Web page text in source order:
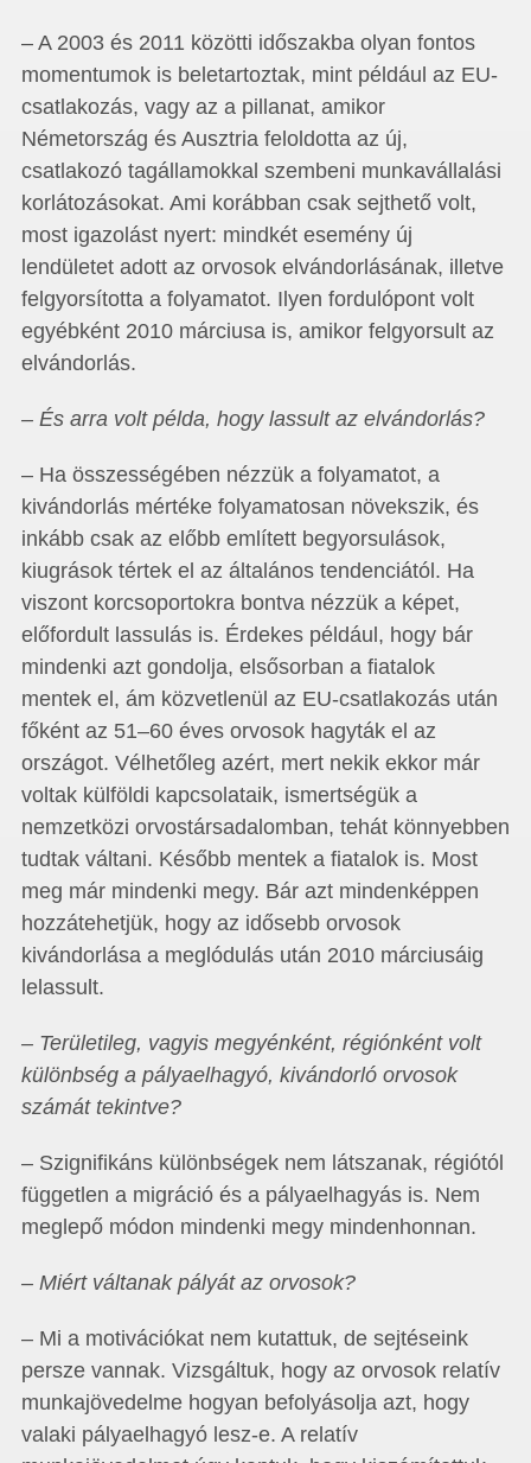
– A 2003 és 2011 közötti időszakba olyan fontos
momentumok is beletartoztak, mint például az EU-
csatlakozás, vagy az a pillanat, amikor
Németország és Ausztria feloldotta az új,
csatlakozó tagállamokkal szembeni munkavállalási
korlátozásokat. Ami korábban csak sejthető volt,
most igazolást nyert: mindkét esemény új
lendületet adott az orvosok elvándorlásának, illetve
felgyorsította a folyamatot. Ilyen fordulópont volt
egyébként 2010 márciusa is, amikor felgyorsult az
elvándorlás.
– És arra volt példa, hogy lassult az elvándorlás?
– Ha összességében nézzük a folyamatot, a
kivándorlás mértéke folyamatosan növekszik, és
inkább csak az előbb említett begyorsulások,
kiugrások tértek el az általános tendenciától. Ha
viszont korcsoportokra bontva nézzük a képet,
előfordult lassulás is. Érdekes például, hogy bár
mindenki azt gondolja, elsősorban a fiatalok
mentek el, ám közvetlenül az EU-csatlakozás után
főként az 51–60 éves orvosok hagyták el az
országot. Vélhetőleg azért, mert nekik ekkor már
voltak külföldi kapcsolataik, ismertségük a
nemzetközi orvostársadalomban, tehát könnyebben
tudtak váltani. Később mentek a fiatalok is. Most
meg már mindenki megy. Bár azt mindenképpen
hozzátehetjük, hogy az idősebb orvosok
kivándorlása a meglódulás után 2010 márciusáig
lelassult.
– Területileg, vagyis megyénként, régiónként volt
különbség a pályaelhagyó, kivándorló orvosok
számát tekintve?
– Szignifikáns különbségek nem látszanak, régiótól
független a migráció és a pályaelhagyás is. Nem
meglepő módon mindenki megy mindenhonnan.
– Miért váltanak pályát az orvosok?
– Mi a motivációkat nem kutattuk, de sejtéseink
persze vannak. Vizsgáltuk, hogy az orvosok relatív
munkajövedelme hogyan befolyásolja azt, hogy
valaki pályaelhagyó lesz-e. A relatív